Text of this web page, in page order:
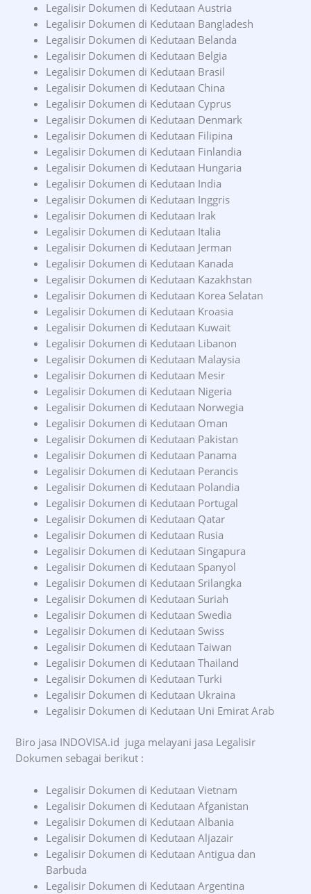
Legalisir Dokumen di Kedutaan Austria
Legalisir Dokumen di Kedutaan Bangladesh
Legalisir Dokumen di Kedutaan Belanda
Legalisir Dokumen di Kedutaan Belgia
Legalisir Dokumen di Kedutaan Brasil
Legalisir Dokumen di Kedutaan China
Legalisir Dokumen di Kedutaan Cyprus
Legalisir Dokumen di Kedutaan Denmark
Legalisir Dokumen di Kedutaan Filipina
Legalisir Dokumen di Kedutaan Finlandia
Legalisir Dokumen di Kedutaan Hungaria
Legalisir Dokumen di Kedutaan India
Legalisir Dokumen di Kedutaan Inggris
Legalisir Dokumen di Kedutaan Irak
Legalisir Dokumen di Kedutaan Italia
Legalisir Dokumen di Kedutaan Jerman
Legalisir Dokumen di Kedutaan Kanada
Legalisir Dokumen di Kedutaan Kazakhstan
Legalisir Dokumen di Kedutaan Korea Selatan
Legalisir Dokumen di Kedutaan Kroasia
Legalisir Dokumen di Kedutaan Kuwait
Legalisir Dokumen di Kedutaan Libanon
Legalisir Dokumen di Kedutaan Malaysia
Legalisir Dokumen di Kedutaan Mesir
Legalisir Dokumen di Kedutaan Nigeria
Legalisir Dokumen di Kedutaan Norwegia
Legalisir Dokumen di Kedutaan Oman
Legalisir Dokumen di Kedutaan Pakistan
Legalisir Dokumen di Kedutaan Panama
Legalisir Dokumen di Kedutaan Perancis
Legalisir Dokumen di Kedutaan Polandia
Legalisir Dokumen di Kedutaan Portugal
Legalisir Dokumen di Kedutaan Qatar
Legalisir Dokumen di Kedutaan Rusia
Legalisir Dokumen di Kedutaan Singapura
Legalisir Dokumen di Kedutaan Spanyol
Legalisir Dokumen di Kedutaan Srilangka
Legalisir Dokumen di Kedutaan Suriah
Legalisir Dokumen di Kedutaan Swedia
Legalisir Dokumen di Kedutaan Swiss
Legalisir Dokumen di Kedutaan Taiwan
Legalisir Dokumen di Kedutaan Thailand
Legalisir Dokumen di Kedutaan Turki
Legalisir Dokumen di Kedutaan Ukraina
Legalisir Dokumen di Kedutaan Uni Emirat Arab
Biro jasa INDOVISA.id juga melayani jasa Legalisir
Dokumen sebagai berikut :
Legalisir Dokumen di Kedutaan Vietnam
Legalisir Dokumen di Kedutaan Afganistan
Legalisir Dokumen di Kedutaan Albania
Legalisir Dokumen di Kedutaan Aljazair
Legalisir Dokumen di Kedutaan Antigua dan
Barbuda
Legalisir Dokumen di Kedutaan Argentina